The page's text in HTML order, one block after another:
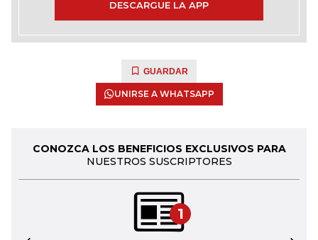
DESCARGUE LA APP
GUARDAR
UNIRSE A WHATSAPP
CONOZCA LOS BENEFICIOS EXCLUSIVOS PARA
NUESTROS SUSCRIPTORES
1